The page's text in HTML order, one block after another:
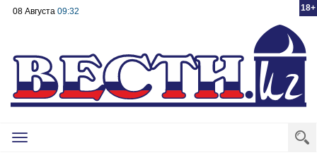
18+
08 Августа 09:32
Toggle